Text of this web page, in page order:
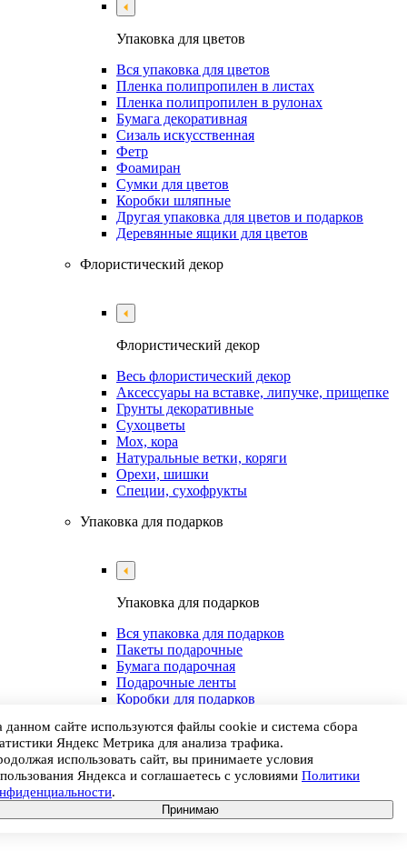
Упаковка для цветов
Вся упаковка для цветов
Пленка полипропилен в листах
Пленка полипропилен в рулонах
Бумага декоративная
Сизаль искусственная
Фетр
Фоамиран
Сумки для цветов
Коробки шляпные
Другая упаковка для цветов и подарков
Деревянные ящики для цветов
Флористический декор
Флористический декор
Весь флористический декор
Аксессуары на вставке, липучке, прищепке
Грунты декоративные
Сухоцветы
Мох, кора
Натуральные ветки, коряги
Орехи, шишки
Специи, сухофрукты
Упаковка для подарков
Упаковка для подарков
Вся упаковка для подарков
Пакеты подарочные
Бумага подарочная
Подарочные ленты
Коробки для подарков
данном сайте используются файлы cookie и система сбора
Яндекс Метрика для анализа трафика.
использовать сайт, вы принимаете условия
Яндекса и соглашаетесь с условиями Политики
.
Принимаю